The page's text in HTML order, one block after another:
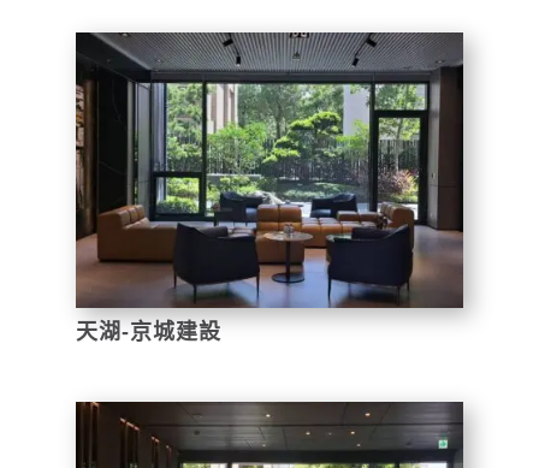
天湖-京城建設